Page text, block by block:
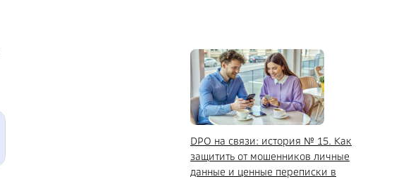
DPO на связи: история № 15. Как
защитить от мошенников личные
данные и ценные переписки в